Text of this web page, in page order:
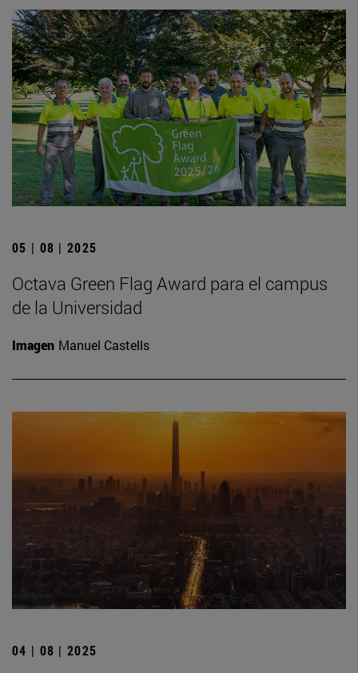
05 | 08 | 2025
Octava Green Flag Award para el campus
de la Universidad
Imagen Manuel Castells
04 | 08 | 2025